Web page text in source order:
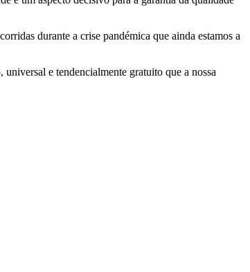
durante a crise pandémica que ainda estamos a
e tendencialmente gratuito que a nossa